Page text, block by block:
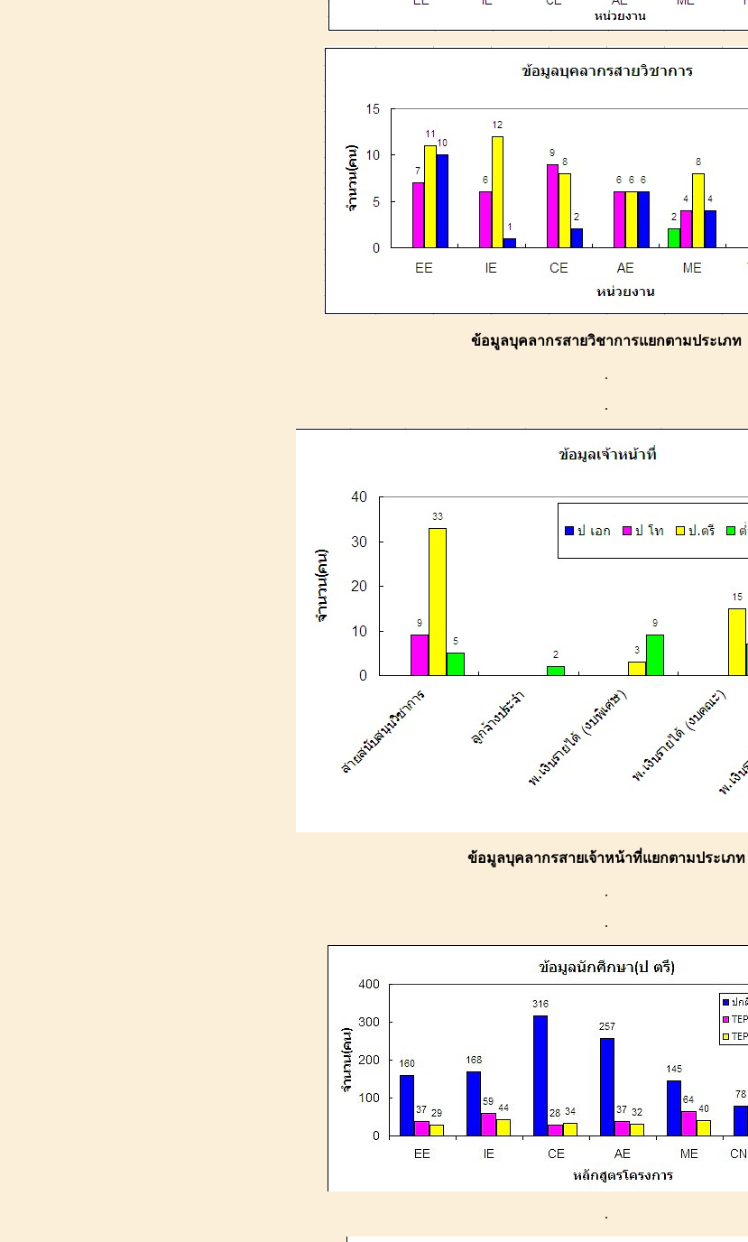
ข้อมูลบุคลากรสายวิชาการแยกตามประเภท
.
.
ข้อมูลบุคลากรสายเจ้าหน้าที่แยกตามประเภท
.
.
.